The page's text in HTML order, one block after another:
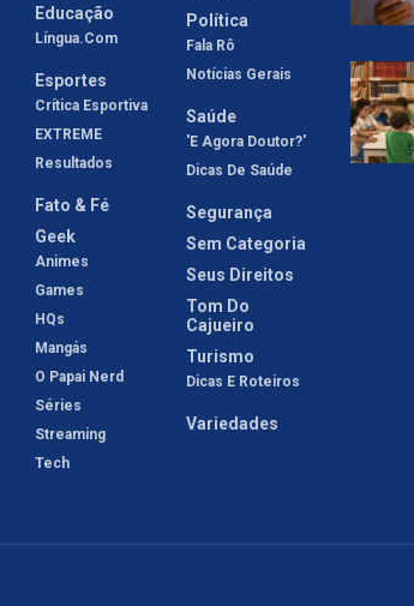
Educação
Língua.com
Esportes
Crítica Esportiva
EXTREME
Resultados
Fato & Fé
Geek
Animes
Games
HQs
Mangás
O Papai Nerd
Séries
Streaming
Tech
Política
Fala Rô
Notícias Gerais
Saúde
'E Agora Doutor?'
Dicas De Saúde
Segurança
Sem Categoria
Seus Direitos
Tom Do
Cajueiro
Turismo
Dicas E Roteiros
Variedades